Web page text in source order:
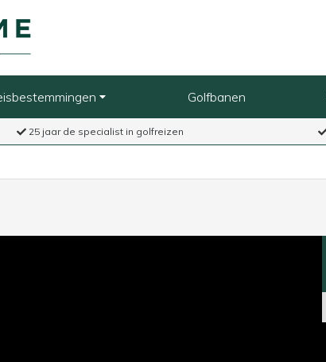
Golfbanen
25 jaar de specialist in golfreizen